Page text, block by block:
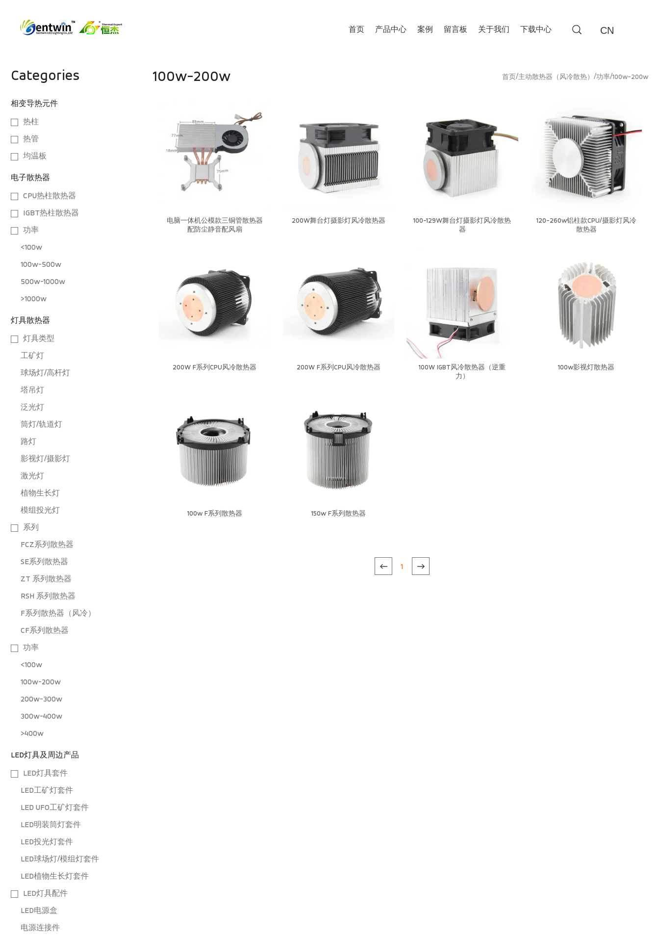
CN
首页 产品中心 案例 留言板 关于我们 下载中心
Categories
相变导热元件
热柱
热管
均温板
电子散热器
CPU热柱散热器
IGBT热柱散热器
功率
<100w
100w-500w
500w-1000w
>1000w
灯具散热器
灯具类型
工矿灯
球场灯/高杆灯
塔吊灯
泛光灯
筒灯/轨道灯
路灯
影视灯/摄影灯
激光灯
植物生长灯
模组投光灯
系列
FCZ系列散热器
SE系列散热器
ZT 系列散热器
RSH 系列散热器
F系列散热器（风冷）
CF系列散热器
功率
<100w
100w-200w
200w-300w
300w-400w
>400w
LED灯具及周边产品
LED灯具套件
LED工矿灯套件
LED UFO工矿灯套件
LED明装筒灯套件
LED投光灯套件
LED球场灯/模组灯套件
LED植物生长灯套件
LED灯具配件
LED电源盒
电源连接件
100w-200w 首页/主动散热器（风冷散热） /功率/100w-200w
电脑一体机公模款三铜管散热器
配防尘静音配风扇
200W舞台灯摄影灯风冷散热器
100-129W舞台灯摄影灯风冷散热
器
120-260w铝柱款CPU/摄影灯风冷
散热器
200W F系列CPU风冷散热器 200W F系列CPU风冷散热器
100W IGBT风冷散热器（逆重
力）
100w影视灯散热器
100w F系列散热器 150w F系列散热器
1